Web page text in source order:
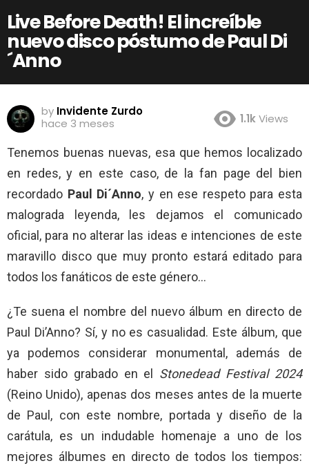
Live Before Death! El increíble
nuevo disco póstumo de Paul Di
´Anno
by Invidente Zurdo
hace 3 meses
1.1kViews
Tenemos buenas nuevas, esa que hemos localizado
en redes, y en este caso, de la fan page del bien
recordado Paul Di´Anno, y en ese respeto para esta
malograda leyenda, les dejamos el comunicado
oficial, para no alterar las ideas e intenciones de este
maravillo disco que muy pronto estará editado para
todos los fanáticos de este género…
¿Te suena el nombre del nuevo álbum en directo de
Paul Di’Anno? Sí, y no es casualidad. Este álbum, que
ya podemos considerar monumental, además de
haber sido grabado en el Stonedead Festival 2024
(Reino Unido), apenas dos meses antes de la muerte
de Paul, con este nombre, portada y diseño de la
carátula, es un indudable homenaje a uno de los
mejores álbumes en directo de todos los tiempos: